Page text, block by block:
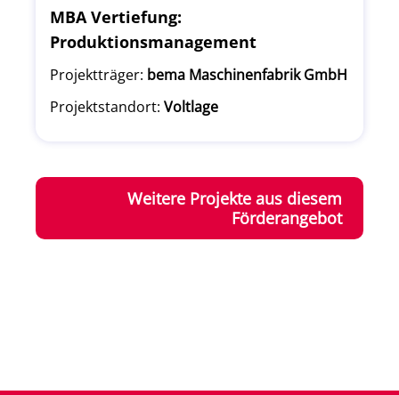
MBA Vertiefung:
Produktionsmanagement
Projektträger: bema Maschinenfabrik GmbH
Projektstandort: Voltlage
Weitere Projekte aus diesem
Förderangebot